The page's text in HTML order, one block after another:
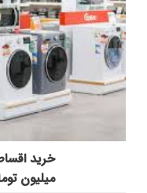
میلیون